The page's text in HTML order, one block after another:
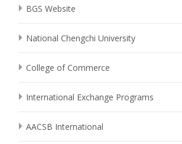
BGS Website
National Chengchi University
College of Commerce
International Exchange Programs
AACSB International